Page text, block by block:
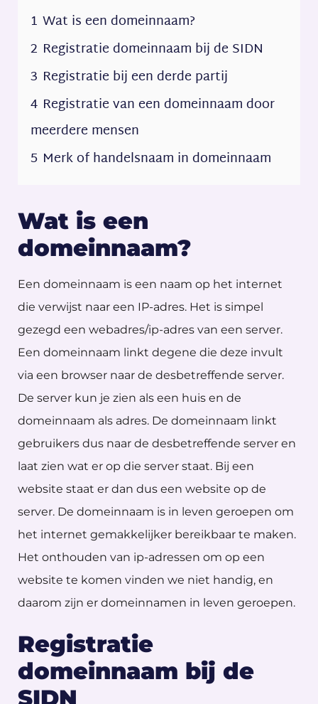
1 Wat is een domeinnaam?
2 Registratie domeinnaam bij de SIDN
3 Registratie bij een derde partij
4 Registratie van een domeinnaam door
meerdere mensen
5 Merk of handelsnaam in domeinnaam
Wat is een
domeinnaam?
Een domeinnaam is een naam op het internet
die verwijst naar een IP-adres. Het is simpel
gezegd een webadres/ip-adres van een server.
Een domeinnaam linkt degene die deze invult
via een browser naar de desbetreffende server.
De server kun je zien als een huis en de
domeinnaam als adres. De domeinnaam linkt
gebruikers dus naar de desbetreffende server en
laat zien wat er op die server staat. Bij een
website staat er dan dus een website op de
server. De domeinnaam is in leven geroepen om
het internet gemakkelijker bereikbaar te maken.
Het onthouden van ip-adressen om op een
website te komen vinden we niet handig, en
daarom zijn er domeinnamen in leven geroepen.
Registratie
domeinnaam bij de
SIDN